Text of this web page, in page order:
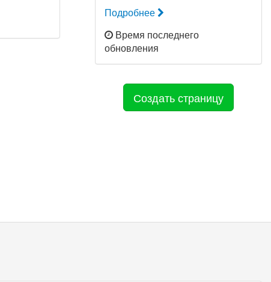
Подробнее
Время последнего
обновления
Создать страницу